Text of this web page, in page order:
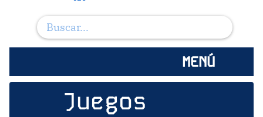
MENÚ
Juegos